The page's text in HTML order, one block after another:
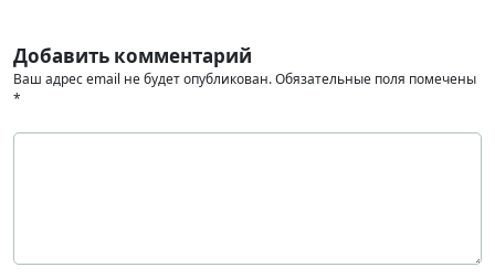
Добавить комментарий
Ваш адрес email не будет опубликован.Обязательные поля помечены
*